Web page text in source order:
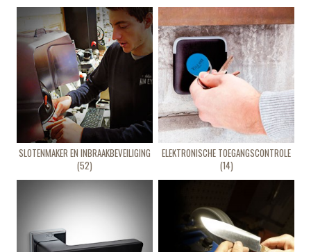
SLOTENMAKER EN INBRAAKBEVEILIGING
(52)
ELEKTRONISCHE TOEGANGSCONTROLE
(14)